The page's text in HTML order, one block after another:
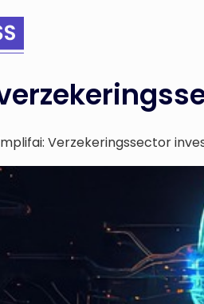
Verzekeringssector